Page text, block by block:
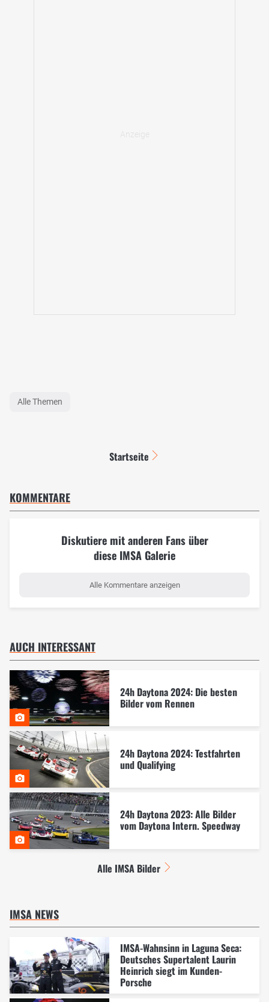
Alle Themen
Startseite
KOMMENTARE
Diskutiere mit anderen Fans über
diese IMSA Galerie
Alle Kommentare anzeigen
AUCH INTERESSANT
24h Daytona 2024: Die besten
Bilder vom Rennen
24h Daytona 2024: Testfahrten
und Qualifying
24h Daytona 2023: Alle Bilder
vom Daytona Intern. Speedway
Alle IMSA Bilder
IMSA NEWS
IMSA-Wahnsinn in Laguna Seca:
Deutsches Supertalent Laurin
Heinrich siegt im Kunden-
Porsche